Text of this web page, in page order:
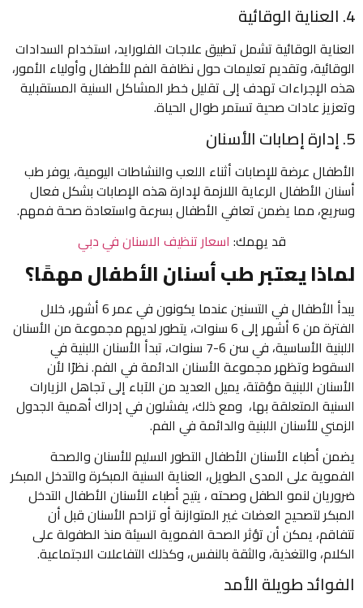
4. العناية الوقائية
العناية الوقائية تشمل تطبيق علاجات الفلورايد، استخدام السدادات
الوقائية، وتقديم تعليمات حول نظافة الفم للأطفال وأولياء الأمور،
هذه الإجراءات تهدف إلى تقليل خطر المشاكل السنية المستقبلية
وتعزيز عادات صحية تستمر طوال الحياة.
5. إدارة إصابات الأسنان
الأطفال عرضة للإصابات أثناء اللعب والنشاطات اليومية، يوفر طب
أسنان الأطفال الرعاية اللازمة لإدارة هذه الإصابات بشكل فعال
وسريع، مما يضمن تعافي الأطفال بسرعة واستعادة صحة فمهم.
قد يهمك: اسعار تنظيف الاسنان في دبي
لماذا يعتبر طب أسنان الأطفال مهمًا؟
يبدأ الأطفال في التسنين عندما يكونون في عمر 6 أشهر، خلال
الفترة من 6 أشهر إلى 6 سنوات، يتطور لديهم مجموعة من الأسنان
اللبنية الأساسية، في سن 6-7 سنوات، تبدأ الأسنان اللبنية في
السقوط وتظهر مجموعة الأسنان الدائمة في الفم. نظرًا لأن
الأسنان اللبنية مؤقتة، يميل العديد من الآباء إلى تجاهل الزيارات
السنية المتعلقة بها، ومع ذلك، يفشلون في إدراك أهمية الجدول
الزمني للأسنان اللبنية والدائمة في الفم.
يضمن أطباء الأسنان الأطفال التطور السليم للأسنان والصحة
الفموية على المدى الطويل، العناية السنية المبكرة والتدخل المبكر
ضروريان لنمو الطفل وصحته ، يتيح أطباء الأسنان الأطفال التدخل
المبكر لتصحيح العضات غير المتوازنة أو تزاحم الأسنان قبل أن
تتفاقم، يمكن أن تؤثر الصحة الفموية السيئة منذ الطفولة على
الكلام، والتغذية، والثقة بالنفس، وكذلك التفاعلات الاجتماعية.
الفوائد طويلة الأمد